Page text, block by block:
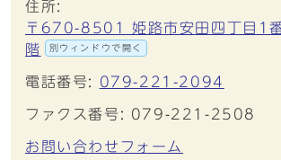
住所:
〒670-8501 姫路市安田四丁目1
階
別ウィンドウで開く
電話番号: 079-221-2094
ファクス番号: 079-221-2508
お問い合わせフォーム